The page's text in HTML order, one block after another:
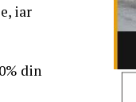
iar
din